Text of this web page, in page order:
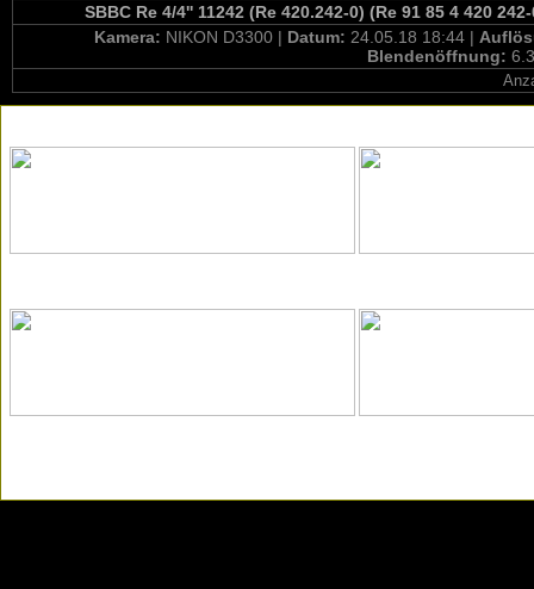
SBBC Re 4/4'' 11242 (Re 420.242-0) (Re 91 85 4 420
Kamera: NIKON D3300 | Datum: 24.05.18 18:44 |
Blendenöffnung: